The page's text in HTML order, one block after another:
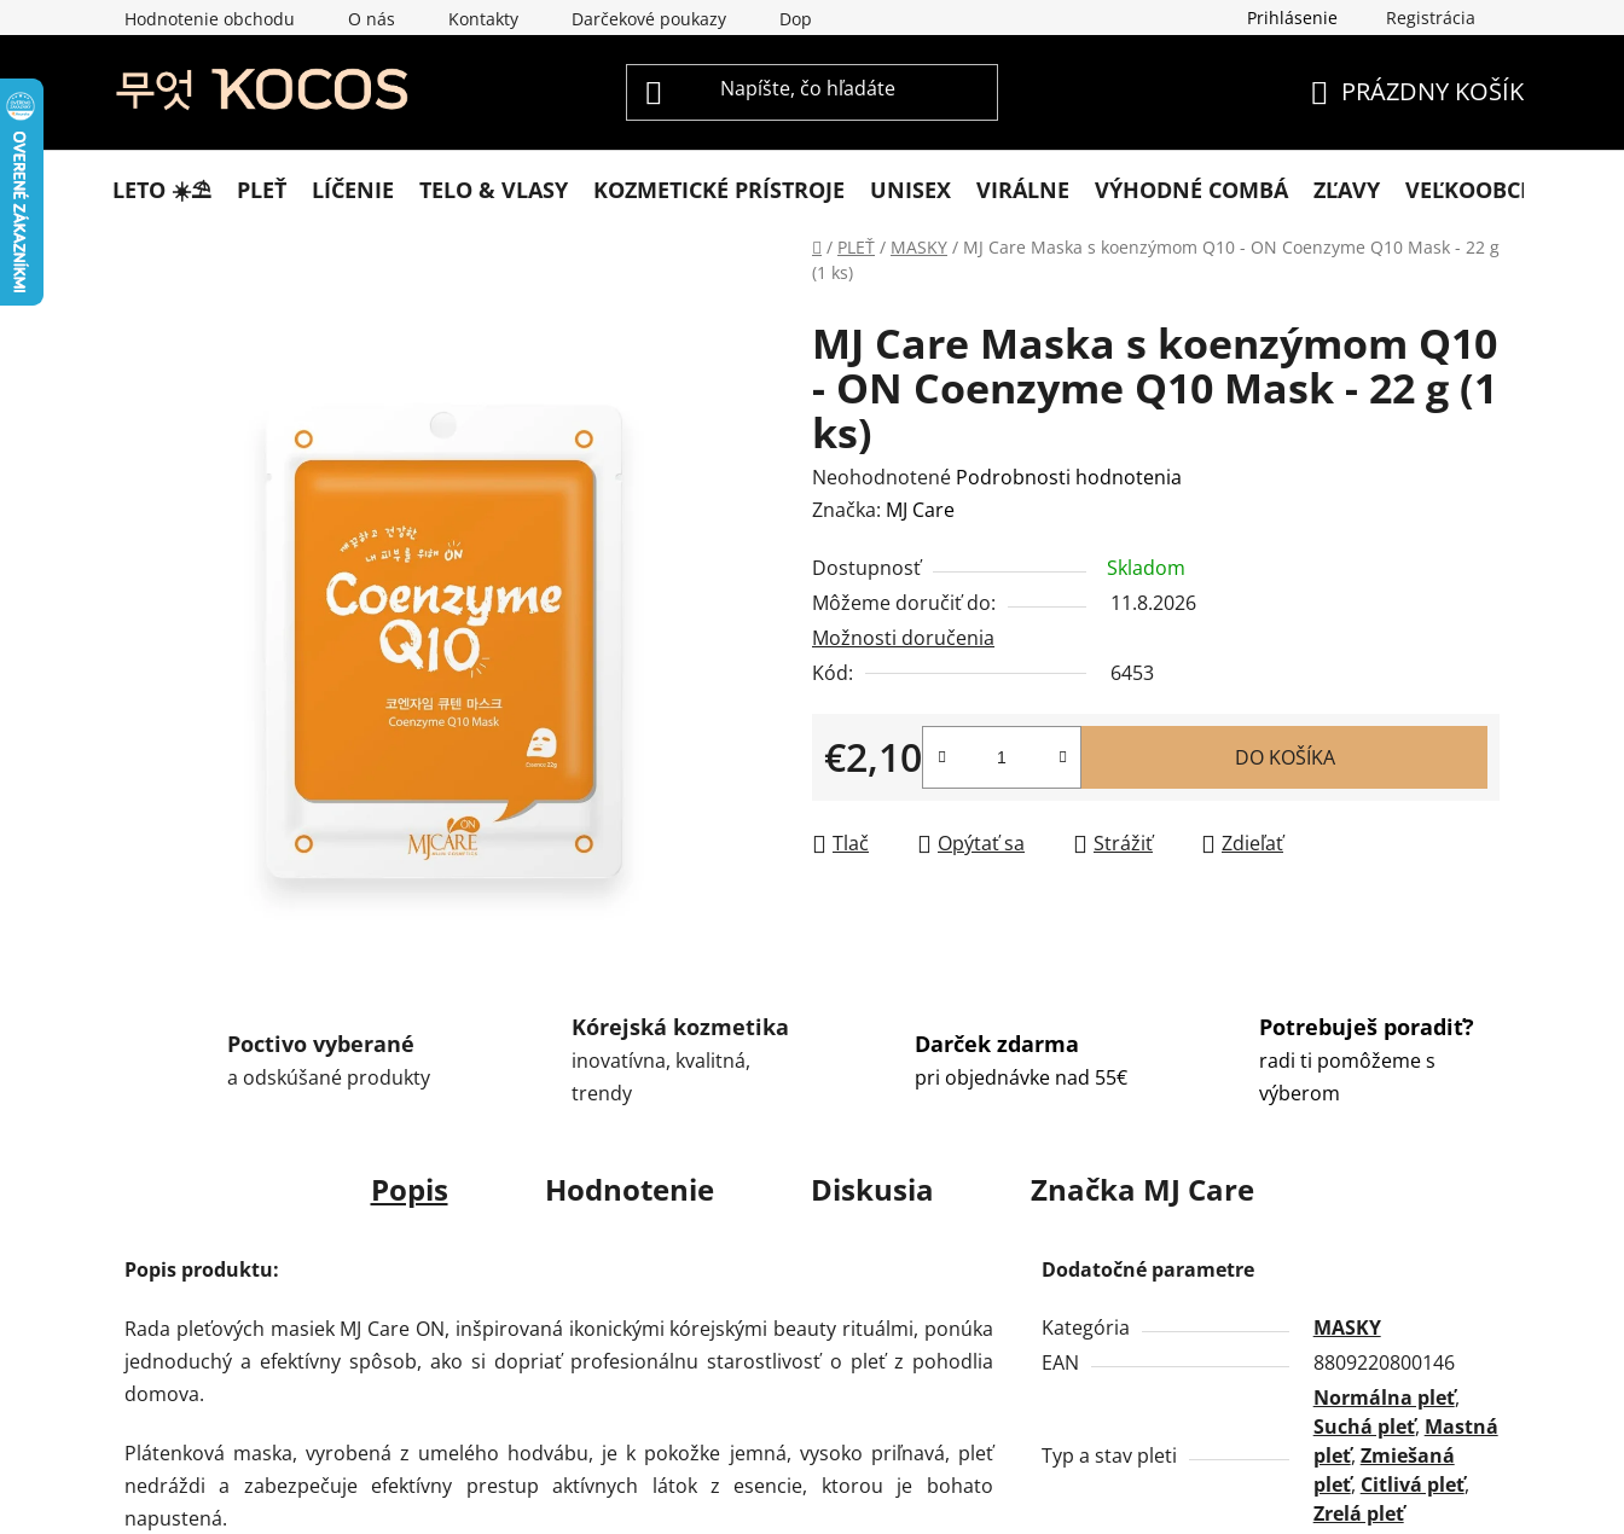
na
Hodnotenie obchodu O nás Kontakty Darčekové poukazy Doprava a platba Podmienky ochrany osobných údajov
Prihlásenie Registrácia
KOŠÍK
PRÁZDNY KOŠÍK
LETO ☀️​⛱️​ PLEŤ LÍČENIE TELO & VLASY KOZMETICKÉ PRÍSTROJE UNISEX VIRÁLNE VÝHODNÉ COMBÁ ZĽAVY VEĽKOOBCHOD
Domov
/ PLEŤ / MASKY / MJ Care Maska s koenzýmom Q10 - ON Coenzyme Q10 Mask - 22 g
(1 ks)
MJ Care Maska s koenzýmom Q10
- ON Coenzyme Q10 Mask - 22 g (1
ks)
Priemerné
hodnotenie
je
0,0
z
5
Neohodnotené Podrobnosti hodnotenia
Značka: MJ Care
Dostupnosť
Skladom
Môžeme doručiť do:
11.8.2026
Možnosti doručenia
Kód:
6453
€2,10
Jednotková cena:
DO KOŠÍKA
Tlač Opýtať sa Strážiť Zdieľať
Poctivo vyberané
a odskúšané produkty
Kórejská kozmetika
inovatívna, kvalitná,
trendy
Darček zdarma
pri objednávke nad 55€
Potrebuješ poradiť?
radi ti pomôžeme s
výberom
Popis Hodnotenie Diskusia Značka MJ Care
Popis produktu:
Rada pleťových masiek MJ Care ON, inšpirovaná ikonickými kórejskými beauty rituálmi, ponúka
jednoduchý a efektívny spôsob, ako si dopriať profesionálnu starostlivosť o pleť z pohodlia
domova.
Plátenková maska, vyrobená z umelého hodvábu, je k pokožke jemná, vysoko priľnavá, pleť
nedráždi a zabezpečuje efektívny prestup aktívnych látok z esencie, ktorou je bohato
napustená.
Dodatočné parametre
Kategória
MASKY
EAN
8809220800146
Typ a stav pleti
Normálna pleť,
Suchá pleť, Mastná
pleť, Zmiešaná
pleť, Citlivá pleť,
Zrelá pleť